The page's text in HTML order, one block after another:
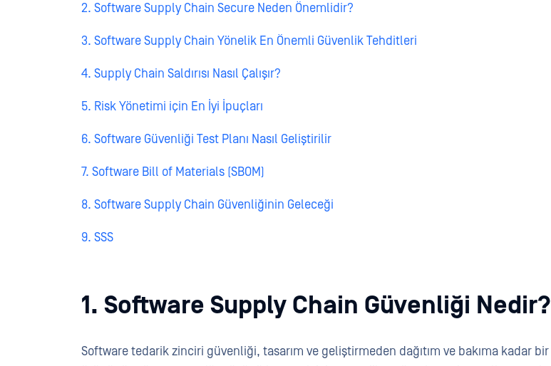
2. Software Supply Chain Secure Neden Önemlidir?
3. Software Supply Chain Yönelik En Önemli Güvenlik Tehditleri
4. Supply Chain Saldırısı Nasıl Çalışır?
5. Risk Yönetimi için En İyi İpuçları
6. Software Güvenliği Test Planı Nasıl Geliştirilir
7. Software Bill of Materials (SBOM)
8. Software Supply Chain Güvenliğinin Geleceği
9. SSS
1. Software Supply Chain Güvenliği Nedir?
Software tedarik zinciri güvenliği, tasarım ve geliştirmeden dağıtım ve bakıma kadar bir